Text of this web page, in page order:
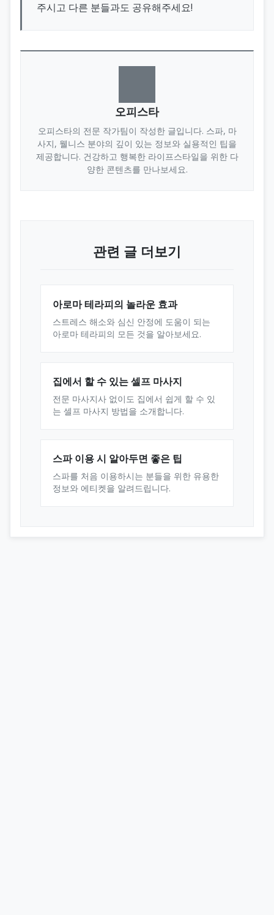
주시고 다른 분들과도 공유해주세요!
오피스타
오피스타의 전문 작가팀이 작성한 글입니다. 스파, 마
사지, 웰니스 분야의 깊이 있는 정보와 실용적인 팁을
제공합니다. 건강하고 행복한 라이프스타일을 위한 다
양한 콘텐츠를 만나보세요.
관련 글 더보기
아로마 테라피의 놀라운 효과
스트레스 해소와 심신 안정에 도움이 되는
아로마 테라피의 모든 것을 알아보세요.
집에서 할 수 있는 셀프 마사지
전문 마사지사 없이도 집에서 쉽게 할 수 있
는 셀프 마사지 방법을 소개합니다.
스파 이용 시 알아두면 좋은 팁
스파를 처음 이용하시는 분들을 위한 유용한
정보와 에티켓을 알려드립니다.